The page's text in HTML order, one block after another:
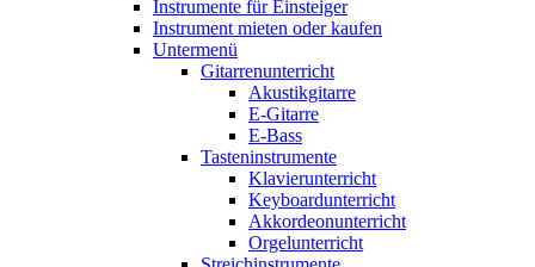
Instrumente für Einsteiger
Instrument mieten oder kaufen
Untermenü
Gitarrenunterricht
Akustikgitarre
E-Gitarre
E-Bass
Tasteninstrumente
Klavierunterricht
Keyboardunterricht
Akkordeonunterricht
Orgelunterricht